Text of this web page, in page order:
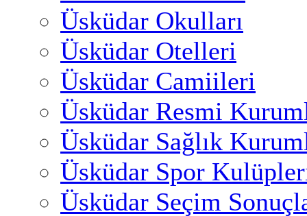
Üsküdar Okulları
Üsküdar Otelleri
Üsküdar Camiileri
Üsküdar Resmi
Üsküdar Sağlık
Üsküdar Spor
Üsküdar Seçim